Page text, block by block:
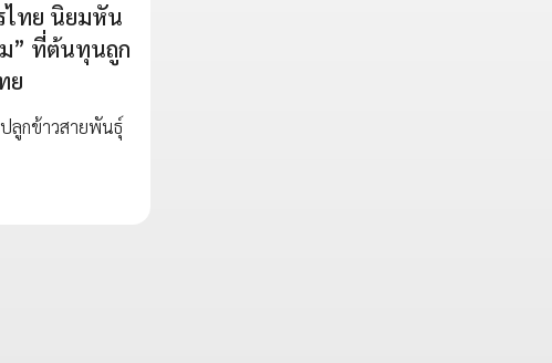
ไทย นิยมหัน
” ที่ต้นทุนถูก
ย
ลูกข้าวสายพันธ์ุ